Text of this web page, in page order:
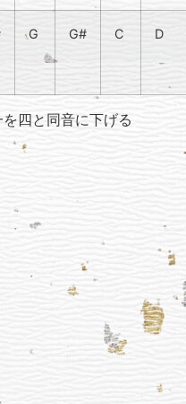
G G# C D
四と同音に下げる